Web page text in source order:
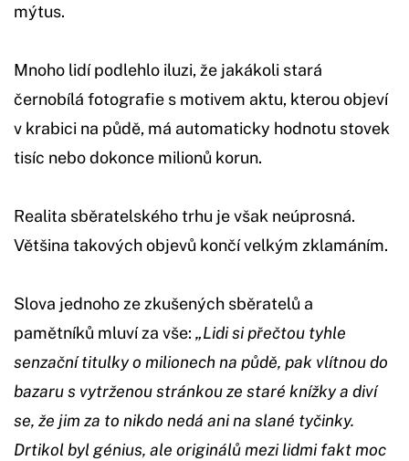
mýtus.
Mnoho lidí podlehlo iluzi, že jakákoli stará
černobílá fotografie s motivem aktu, kterou objeví
v krabici na půdě, má automaticky hodnotu stovek
tisíc nebo dokonce milionů korun.
Realita sběratelského trhu je však neúprosná.
Většina takových objevů končí velkým zklamáním.
Slova jednoho ze zkušených sběratelů a
pamětníků mluví za vše: „Lidi si přečtou tyhle
senzační titulky o milionech na půdě, pak vlítnou do
bazaru s vytrženou stránkou ze staré knížky a diví
se, že jim za to nikdo nedá ani na slané tyčinky.
Drtikol byl génius, ale originálů mezi lidmi fakt moc